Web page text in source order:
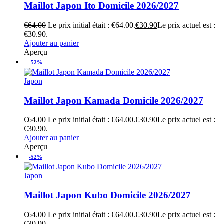
Maillot Japon Ito Domicile 2026/2027
€64.00 Le prix initial était : €64.00.€30.90Le prix actuel est :
€30.90.
Ajouter au panier
Aperçu
-52%
Japon
Maillot Japon Kamada Domicile 2026/2027
€64.00 Le prix initial était : €64.00.€30.90Le prix actuel est :
€30.90.
Ajouter au panier
Aperçu
-52%
Japon
Maillot Japon Kubo Domicile 2026/2027
€64.00 Le prix initial était : €64.00.€30.90Le prix actuel est :